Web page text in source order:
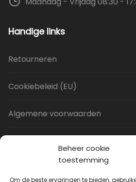
Beheer cookie
toestemming
Om de beste ervaringen te bieden,
Handige links
Retourneren
Cookiebeleid (EU)
Algemene voorwaarden